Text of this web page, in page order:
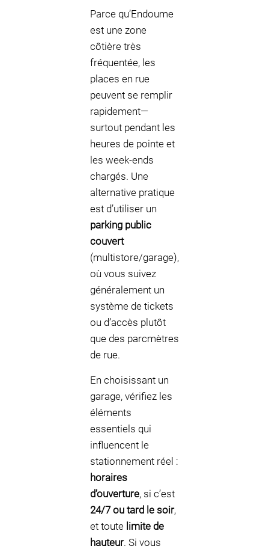
Parce qu’Endoume
est une zone
côtière très
fréquentée, les
places en rue
peuvent se remplir
rapidement—
surtout pendant les
heures de pointe et
les week-ends
chargés. Une
alternative pratique
est d’utiliser un
parking public
couvert
(multistore/garage),
où vous suivez
généralement un
système de tickets
ou d’accès plutôt
que des parcmètres
de rue.
En choisissant un
garage, vérifiez les
éléments
essentiels qui
influencent le
stationnement réel :
horaires
d’ouverture, si c’est
24/7 ou tard le soir,
et toute limite de
hauteur. Si vous